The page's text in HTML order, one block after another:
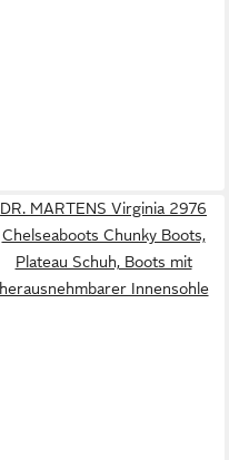
DR. MARTENS Virginia 2976
Chelseaboots Chunky Boots,
Plateau Schuh, Boots mit
herausnehmbarer Innensohle